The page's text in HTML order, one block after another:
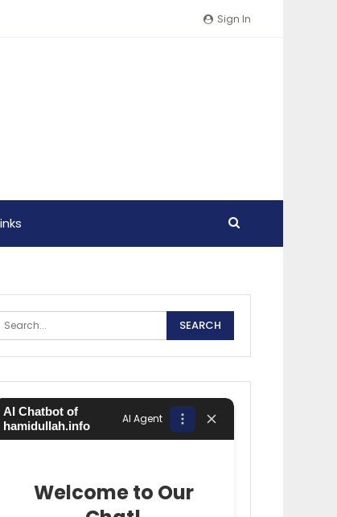
Sign In
AI Chatbot of
hamidullah.info
AI Agent
Welcome to Our